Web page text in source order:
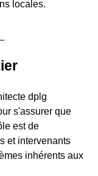
locales.
dplg
s'assurer que
est de
et intervenants
inhérents aux